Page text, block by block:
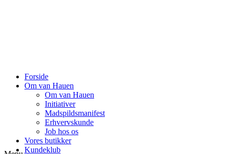
Forside
Om van Hauen
Om van Hauen
Initiativer
Madspildsmanifest
Erhvervskunde
Job hos os
Vores butikker
Kundeklub